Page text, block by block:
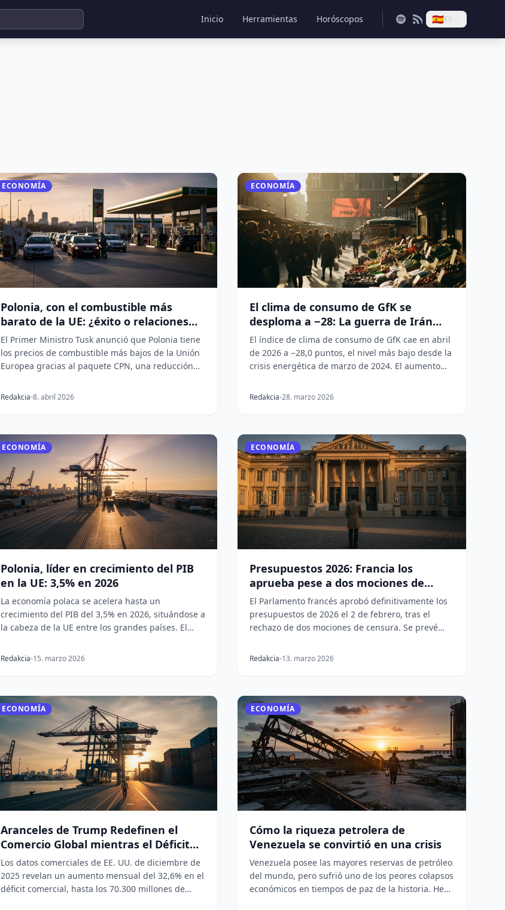
Inicio Herramientas Horóscopos 🇪🇸ES
ECONOMÍA
Polonia, con el combustible más
barato de la UE: ¿éxito o relaciones
públicas?
El Primer Ministro Tusk anunció que Polonia tiene
los precios de combustible más bajos de la Unión
Europea gracias al paquete CPN, una reducción
Redakcia 8. abril 2026
ECONOMÍA
El clima de consumo de GfK se
desploma a −28: La guerra de Irán
alimenta el temor
El índice de clima de consumo de GfK cae en abril
de 2026 a −28,0 puntos, el nivel más bajo desde la
crisis energética de marzo de 2024. El aumento
Redakcia 28. marzo 2026
ECONOMÍA
Polonia, líder en crecimiento del PIB
en la UE: 3,5% en 2026
La economía polaca se acelera hasta un
crecimiento del PIB del 3,5% en 2026, situándose a
la cabeza de la UE entre los grandes países. El
Redakcia 15. marzo 2026
ECONOMÍA
Presupuestos 2026: Francia los
aprueba pese a dos mociones de
censura
El Parlamento francés aprobó definitivamente los
presupuestos de 2026 el 2 de febrero, tras el
rechazo de dos mociones de censura. Se prevé
Redakcia 13. marzo 2026
ECONOMÍA
Aranceles de Trump Redefinen el
Comercio Global mientras el Déficit
Alcanza los 70.000 Millones de Dólares
Los datos comerciales de EE. UU. de diciembre de
2025 revelan un aumento mensual del 32,6% en el
déficit comercial, hasta los 70.300 millones de
ECONOMÍA
Cómo la riqueza petrolera de
Venezuela se convirtió en una crisis
Venezuela posee las mayores reservas de petróleo
del mundo, pero sufrió uno de los peores colapsos
económicos en tiempos de paz de la historia. He